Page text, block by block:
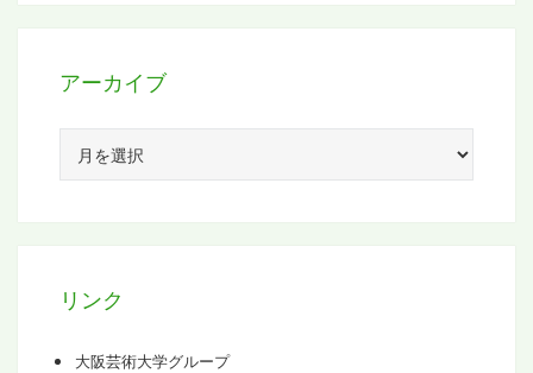
アーカイブ
カ
リンク
大阪芸術大学グループ